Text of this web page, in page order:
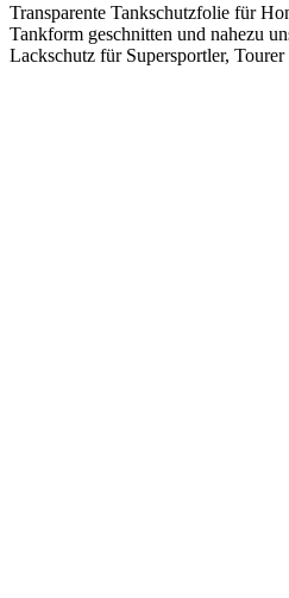
Transparente Tankschutzfolie für
Tankform geschnitten und nahezu
Lackschutz für Supersportler,